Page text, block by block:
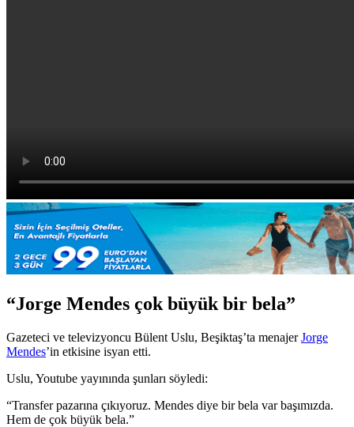
“Jorge Mendes çok büyük bir bela”
Gazeteci ve televizyoncu Bülent Uslu, Beşiktaş’ta menajerJorge
Mendes’in etkisine isyan etti.
Uslu, Youtube yayınında şunları söyledi:
“Transfer pazarına çıkıyoruz. Mendes diye bir bela var başımızda.
Hem de çok büyük bela.”